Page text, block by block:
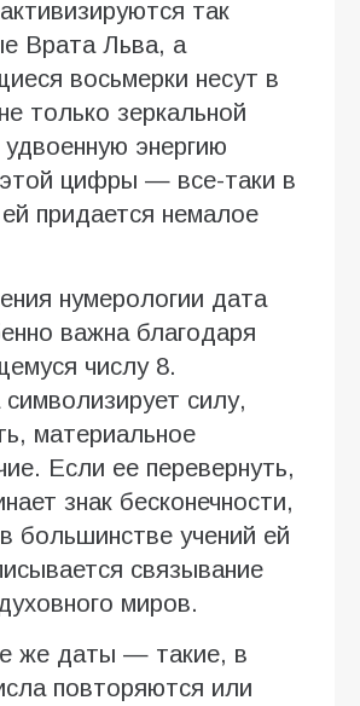
так
Врата Льва, а
восьмерки несут в
только зеркальной
энергию
этой цифры — все-таки в
придается немалое
нумерологии дата
важна благодаря
числу 8.
силу,
материальное
Если ее перевернуть,
знак бесконечности,
большинстве учений ей
связывание
миров.
же даты — такие, в
повторяются или